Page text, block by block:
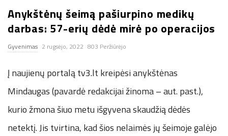
n
.
n
e
t
Anykštėnų šeimą pašiurpino medikų
darbas: 57-erių dėdė mirė po operacijos
Gyvenimas 2 rugsėjo, 2022 803 Peržiūrėjo
Į naujienų portalą tv3.lt kreipėsi anykštėnas
Mindaugas (pavardė redakcijai žinoma – aut. past.),
kurio žmona šiuo metu išgyvena skaudžią dėdės
netektį. Jis tvirtina, kad šios nelaimės jų šeimoje galėjo